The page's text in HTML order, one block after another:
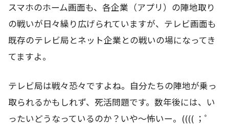
スマホのホーム画面も、各企業（アプリ）の陣地取り
の戦いが日々繰り広げられていますが、テレビ画面も
既存のテレビ局とネット企業との戦いの場になってき
てますよ。
テレビ局は戦々恐々ですよね。自分たちの陣地が乗っ
取られるかもしれず、死活問題です。数年後には、い
ったいどうなっているのか？いや～怖いー。(((( ；ﾟ